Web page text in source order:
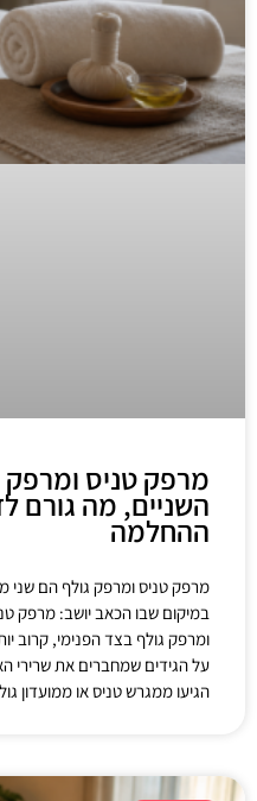
מרפק טניס ומרפק
השניים, מה גורם
ההחלמה
מרפק טניס ומרפק גולף הם שני
במיקום שבו הכאב יושב: מרפק
ומרפק גולף בצד הפנימי, קרוב
על הגידים שמחברים את שרירי
הגיעו ממגרש טניס או ממועדון